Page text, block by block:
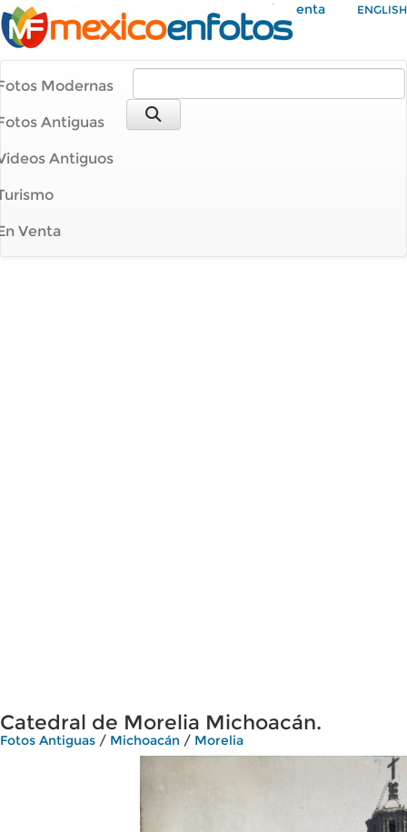
Mi Cuenta ENGLISH
Modernas
Antiguas
Antiguos
Venta
Catedral de Morelia Michoacán.
Fotos Antiguas / Michoacán / Morelia